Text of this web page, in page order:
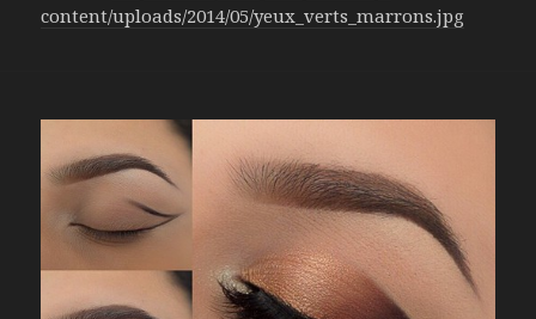
content/uploads/2014/05/yeux_verts_marrons.jpg